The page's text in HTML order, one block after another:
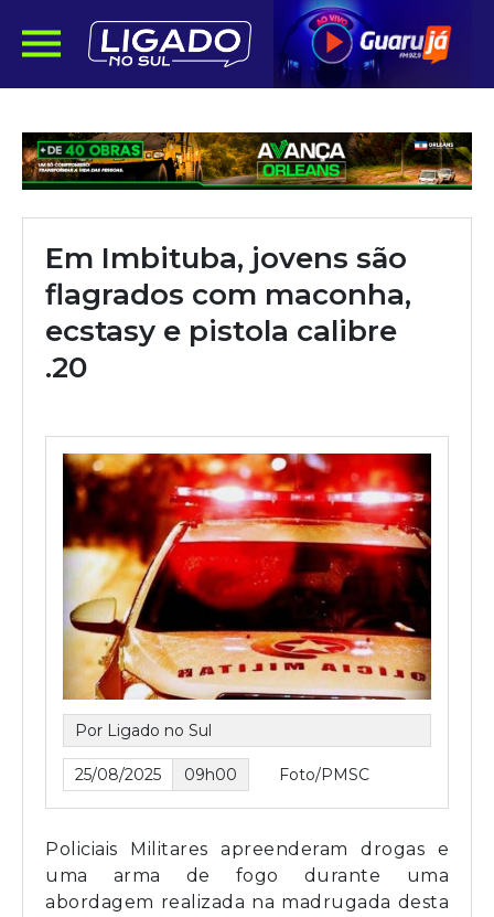
Em Imbituba, jovens são
flagrados com maconha,
ecstasy e pistola calibre
.20
Por Ligado no Sul
25/08/2025 09h00 Foto/PMSC
Policiais Militares apreenderam drogas e
uma arma de fogo durante uma
abordagem realizada na madrugada desta